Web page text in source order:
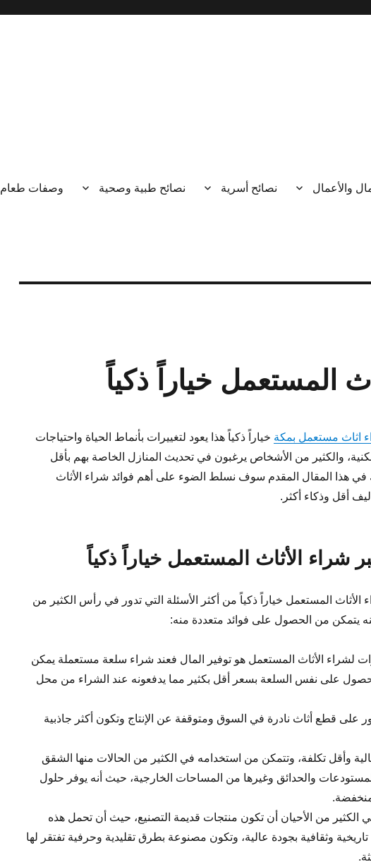
والأعمال نصائح أسرية نصائح طبية وصحية وصفات طعام
المستعمل خياراً ذكياً
اثاث مستعمل بمكة خياراً ذكياً هذا يعود لتغييرات بأنماط الحياة واحتياجات
والكثير من الأشخاص يرغبون في تحديث المنازل الخاصة بهم بأقل
في هذا المقال المقدم سوف نسلط الضوء على أهم فوائد شراء الأثاث
أقل وذكاء أكثر.
شراء الأثاث المستعمل خياراً ذكياً
الأثاث المستعمل خياراً ذكياً من أكثر الأسئلة التي تدور في رأس الكثير من
يتمكن من الحصول على فوائد متعددة منه:
لشراء الأثاث المستعمل هو توفير المال فعند شراء سلعة مستعملة يمكن
على نفس السلعة بسعر أقل بكثير مما يدفعونه عند الشراء من محل
على قطع أثاث نادرة في السوق ومتوقفة عن الإنتاج وتكون أكثر جاذبية
وأقل تكلفة، وتتمكن من استخدامه في الكثير من الحالات منها الشقق
والحدائق وغيرها من المساحات الخارجية، حيث أنه يوفر حلول
من الأحيان أن تكون منتجات قديمة التصنيع، حيث أن تحمل هذه
تاريخية وثقافية بجودة عالية، وتكون مصنوعة بطرق تقليدية وحرفية تفتقر لها